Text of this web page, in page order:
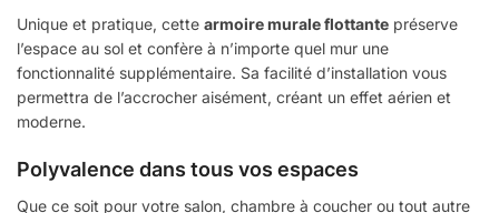
Unique et pratique, cette armoire murale flottante préserve
l’espace au sol et confère à n’importe quel mur une
fonctionnalité supplémentaire. Sa facilité d’installation vous
permettra de l’accrocher aisément, créant un effet aérien et
moderne.
Polyvalence dans tous vos espaces
Que ce soit pour votre salon, chambre à coucher ou tout autre